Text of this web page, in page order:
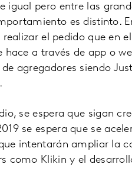
igual pero entre las
es distinto.
el pedido que en
hace a través de app o
agregadores siendo
se espera que sigan
se espera que se
intentarán ampliar la
como Klikin y el